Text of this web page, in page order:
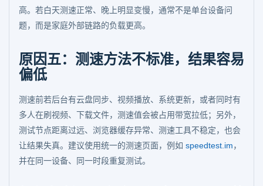
高。若白天测速正常、晚上明显变慢，通常不是单台设备问
题，而是家庭外部链路的负载更高。
原因五：测速方法不标准，结果容易
偏低
测速前若后台有云盘同步、视频播放、系统更新，或者同时有
多人在刷视频、下载文件，测速值会被占用带宽拉低；另外，
测试节点距离过远、浏览器缓存异常、测速工具不稳定，也会
让结果失真。建议使用统一的测速页面，例如 speedtest.im，
并在同一设备、同一时段重复测试。